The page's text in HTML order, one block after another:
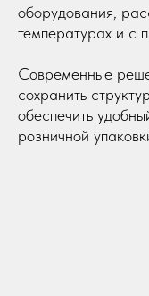
оборудования,
температурах и с
Современные
сохранить
обеспечить
розничной